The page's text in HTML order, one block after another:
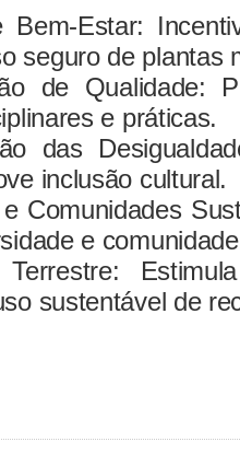
Estar:
seguro de plantas
de Qualidade:
e práticas.
das
inclusão cultural.
Comunidades
e
sustentável de